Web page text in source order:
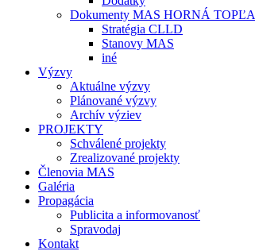
Dokumenty MAS HORNÁ TOPĽA
Stratégia CLLD
Stanovy MAS
iné
Výzvy
Aktuálne výzvy
Plánované výzvy
Archív výziev
PROJEKTY
Schválené projekty
Zrealizované projekty
Členovia MAS
Galéria
Propagácia
Publicita a informovanosť
Spravodaj
Kontakt